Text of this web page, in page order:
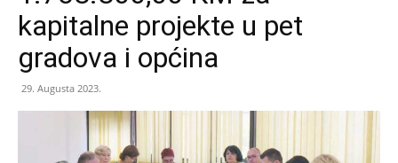
Zenicakapitalne projekte u pet
gradova i općina
29. Augusta 2023.